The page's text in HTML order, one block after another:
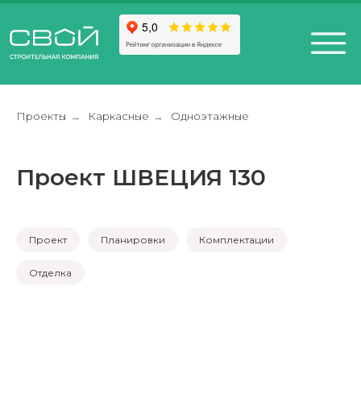
(812) 611-24-42
200-25-57
Санкт-Петербург,
Проекты → Каркасные → Одноэтажные
Проект ШВЕЦИЯ 130
Проект Планировки Комплектации
Отделка